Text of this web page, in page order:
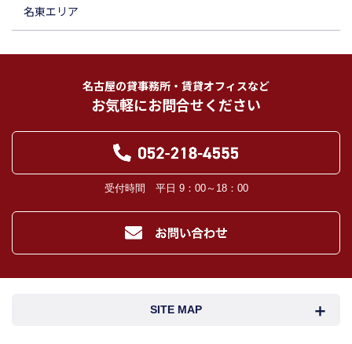
名東エリア
名古屋の貸事務所・賃貸オフィスなど
お気軽にお問合せください
受付時間 平日 9：00～18：00
SITE MAP